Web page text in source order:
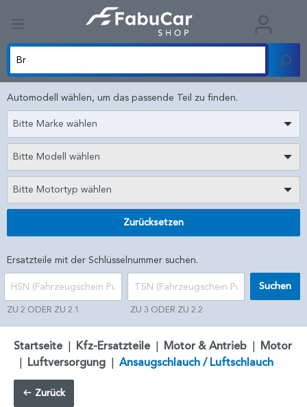
Automodell wählen, um das passende Teil zu finden.
Bitte Marke wählen
Bitte Modell wählen
Bitte Motortyp wählen
Zurücksetzen
Ersatzteile mit der Schlüsselnummer suchen.
ZU 2 ODER ZU 2.1 ZU 3 ODER ZU 2.2
Suchen
Startseite | Kfz-Ersatzteile | Motor & Antrieb | Motor
| Luftversorgung | Ansaugschlauch / Luftschlauch
Zurück